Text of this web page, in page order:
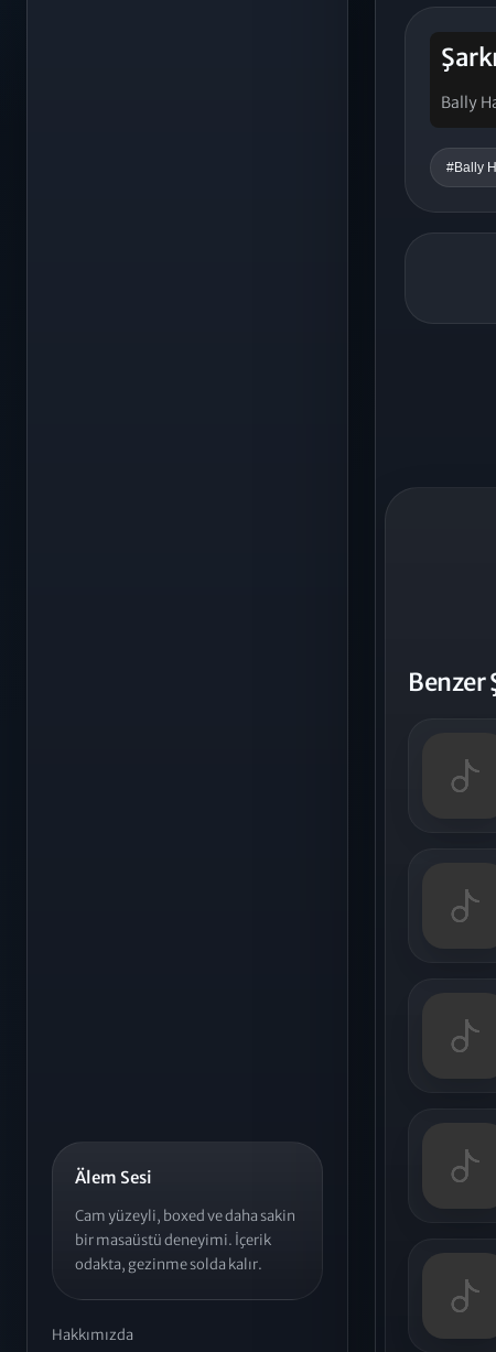
Älem Sesi
Cam yüzeyli, boxed ve daha sakin
bir masaüstü deneyimi. İçerik
odakta, gezinme solda kalır.
Hakkımızda
Bally
#Bally
Benzer